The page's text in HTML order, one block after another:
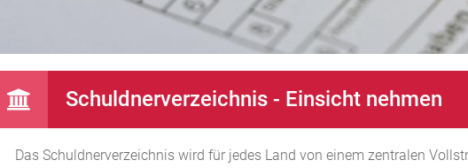
Schuldnerverzeichnis - Einsicht nehmen
Das Schuldnerverzeichnis wird für jedes Land von einem zentralen